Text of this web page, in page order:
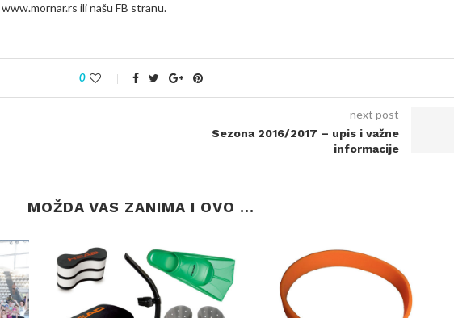
ili našu FB stranu.
0
next post
Sezona 2016/2017 – upis i važne
informacije
MOŽDA VAS ZANIMA I OVO ...